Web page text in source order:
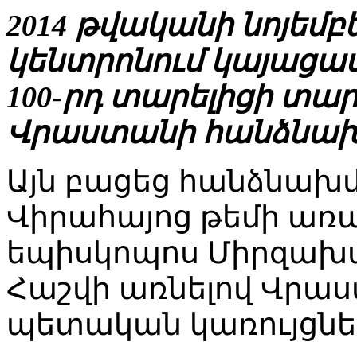
2014 թվականի
կենտրոնում
100-րդ տարելիցի
Վրաստանի
Այն բացեց
Վիրահայոց թեմի
եպիսկոպոս
Հաշվի առնելով
պետական